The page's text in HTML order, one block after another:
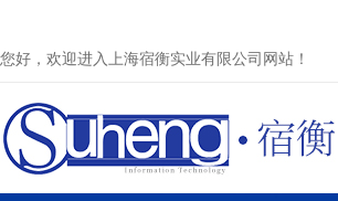
您好，欢迎进入上海宿衡实业有限公司网站！